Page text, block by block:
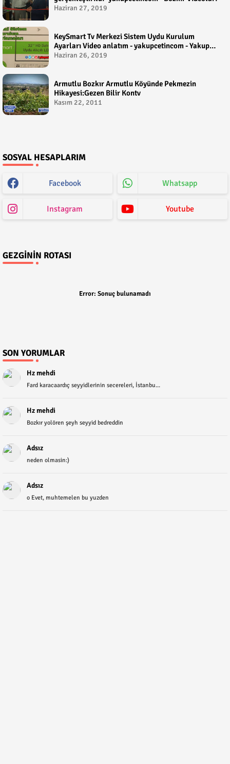
Haziran 27, 2019
KeySmart Tv Merkezi Sistem Uydu Kurulum
Ayarları Video anlatım - yakupcetincom - Yakup
Çetin
Haziran 26, 2019
Armutlu Bozkır Armutlu Köyünde Pekmezin
Hikayesi:Gezen Bilir Kontv
Kasım 22, 2011
SOSYAL HESAPLARIM
Facebook Whatsapp
Instagram Youtube
GEZGININ ROTASI
Error: Sonuç bulunamadı
SON YORUMLAR
Hz mehdi
Fard karacaardıç seyyidlerinin secereleri, İstanbu...
Hz mehdi
Bozkır yolören şeyh seyyid bedreddin
Adsız
neden olmasin:)
Adsız
o Evet, muhtemelen bu yuzden